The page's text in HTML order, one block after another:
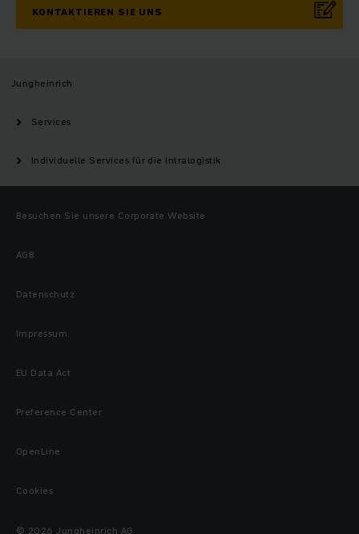
KONTAKTIEREN SIE UNS
Jungheinrich
Services
Individuelle Services für die Intralogistik
Besuchen Sie unsere Corporate Website
AGB
Datenschutz
Impressum
EU Data Act
Preference Center
OpenLine
Cookies
© 2026 Jungheinrich AG